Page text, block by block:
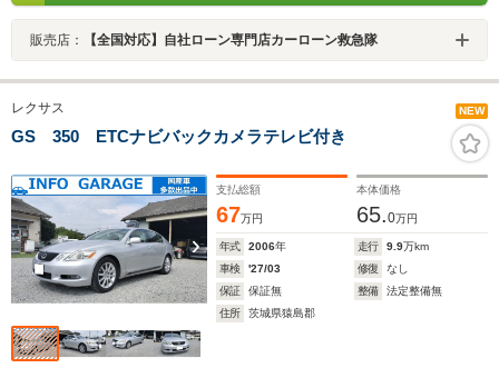
販売店： 【全国対応】自社ローン専門店カーローン救急隊
レクサス NEW
GS 350 ETCナビバックカメラテレビ付き
支払総額
67万円
本体価格
65.0万円
年式 2006年 走行 9.9万km
車検
'27/03 修復
なし
保証
保証無 整備
法定整備無
住所
茨城県猿島郡